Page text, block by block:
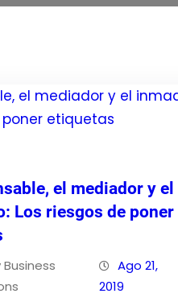
el mediador y el
Los riesgos de poner
Business
Ago 21,
2019